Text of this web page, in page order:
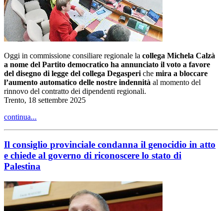
Oggi in commissione consiliare regionale la collega Michela Calzà
a nome del Partito democratico ha annunciato il voto a favore
del disegno di legge del collega Degasperi che mira a bloccare
l’aumento automatico delle nostre indennità al momento del
rinnovo del contratto dei dipendenti regionali.
Trento, 18 settembre 2025
continua...
Il consiglio provinciale condanna il genocidio in atto
e chiede al governo di riconoscere lo stato di
Palestina